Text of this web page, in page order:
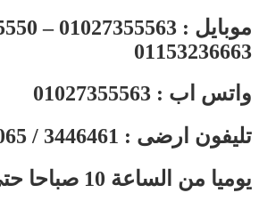
01153236663
واتس اب : 01027355563
تليفون ارضى : 3446461 / 065
يوميا من الساعة 10 صباحا حتى 7 مساء